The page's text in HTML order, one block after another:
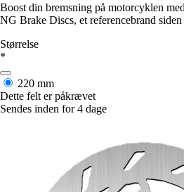
Boost din bremsning på motorcyklen
NG Brake Discs, et referencebrand
Størrelse
*
220 mm
Dette felt er påkrævet
Sendes inden for 4 dage